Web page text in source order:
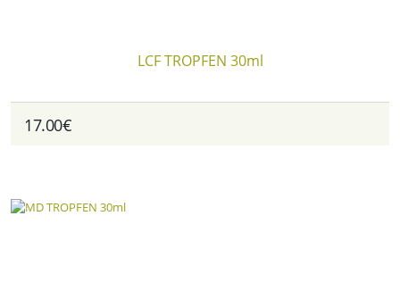
LCF TROPFEN 30ml
17.00€